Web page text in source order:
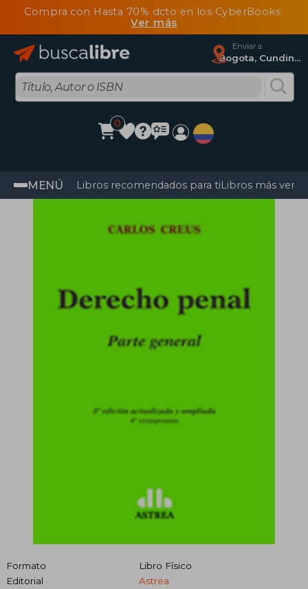
Compra con Hasta 70% dcto en los CyberBooks
Ver más
Enviar a
Bogota, Cundinamarca
0
MENÚ Libros recomendados para tiLibros más
Formato
Libro Físico
Editorial
Astrea